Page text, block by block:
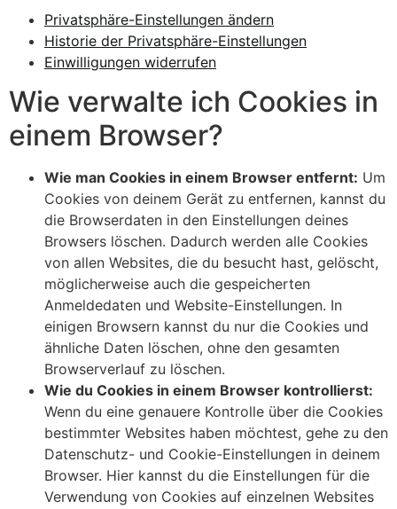
Privatsphäre-Einstellungen ändern
Historie der Privatsphäre-Einstellungen
Einwilligungen widerrufen
Wie verwalte ich Cookies in
einem Browser?
Wie man Cookies in einem Browser entfernt: Um
Cookies von deinem Gerät zu entfernen, kannst du
die Browserdaten in den Einstellungen deines
Browsers löschen. Dadurch werden alle Cookies
von allen Websites, die du besucht hast, gelöscht,
möglicherweise auch die gespeicherten
Anmeldedaten und Website-Einstellungen. In
einigen Browsern kannst du nur die Cookies und
ähnliche Daten löschen, ohne den gesamten
Browserverlauf zu löschen.
Wie du Cookies in einem Browser kontrollierst:
Wenn du eine genauere Kontrolle über die Cookies
bestimmter Websites haben möchtest, gehe zu den
Datenschutz- und Cookie-Einstellungen in deinem
Browser. Hier kannst du die Einstellungen für die
Verwendung von Cookies auf einzelnen Websites